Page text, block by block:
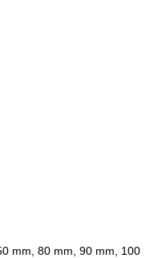
mm, 80 mm, 90 mm, 100